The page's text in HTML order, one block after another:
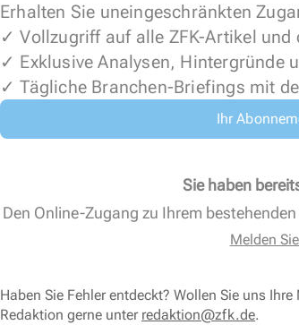
Erhalten Sie uneingeschränkten
✓ Vollzugriff auf alle ZFK-Artikel und
✓ Exklusive Analysen, Hintergründe
✓ Tägliche Branchen-Briefings mit
Ihr
Sie haben
Den Online-Zugang zu Ihrem
Melden
Haben Sie Fehler entdeckt? Wollen Sie uns
Redaktion gerne unter redaktion@zfk.de.